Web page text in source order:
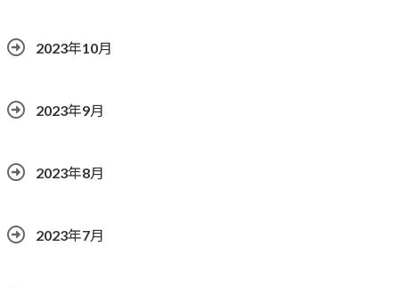
2023年10月
2023年9月
2023年8月
2023年7月